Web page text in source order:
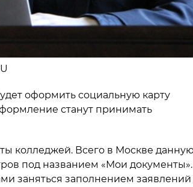
оформить социальную карту
станут принимать
колледжей. Всего в Москве
под названием «Мои документы».
заняться заполнением заявлений